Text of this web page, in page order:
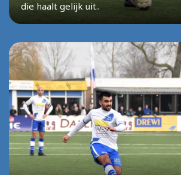
die haalt gelijk uit..